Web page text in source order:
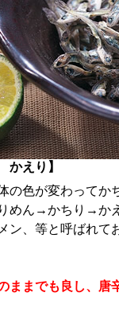
かえり】
の色が変わってか
めん→かちり→か
ン、等と呼ばれて
ままでも良し、唐